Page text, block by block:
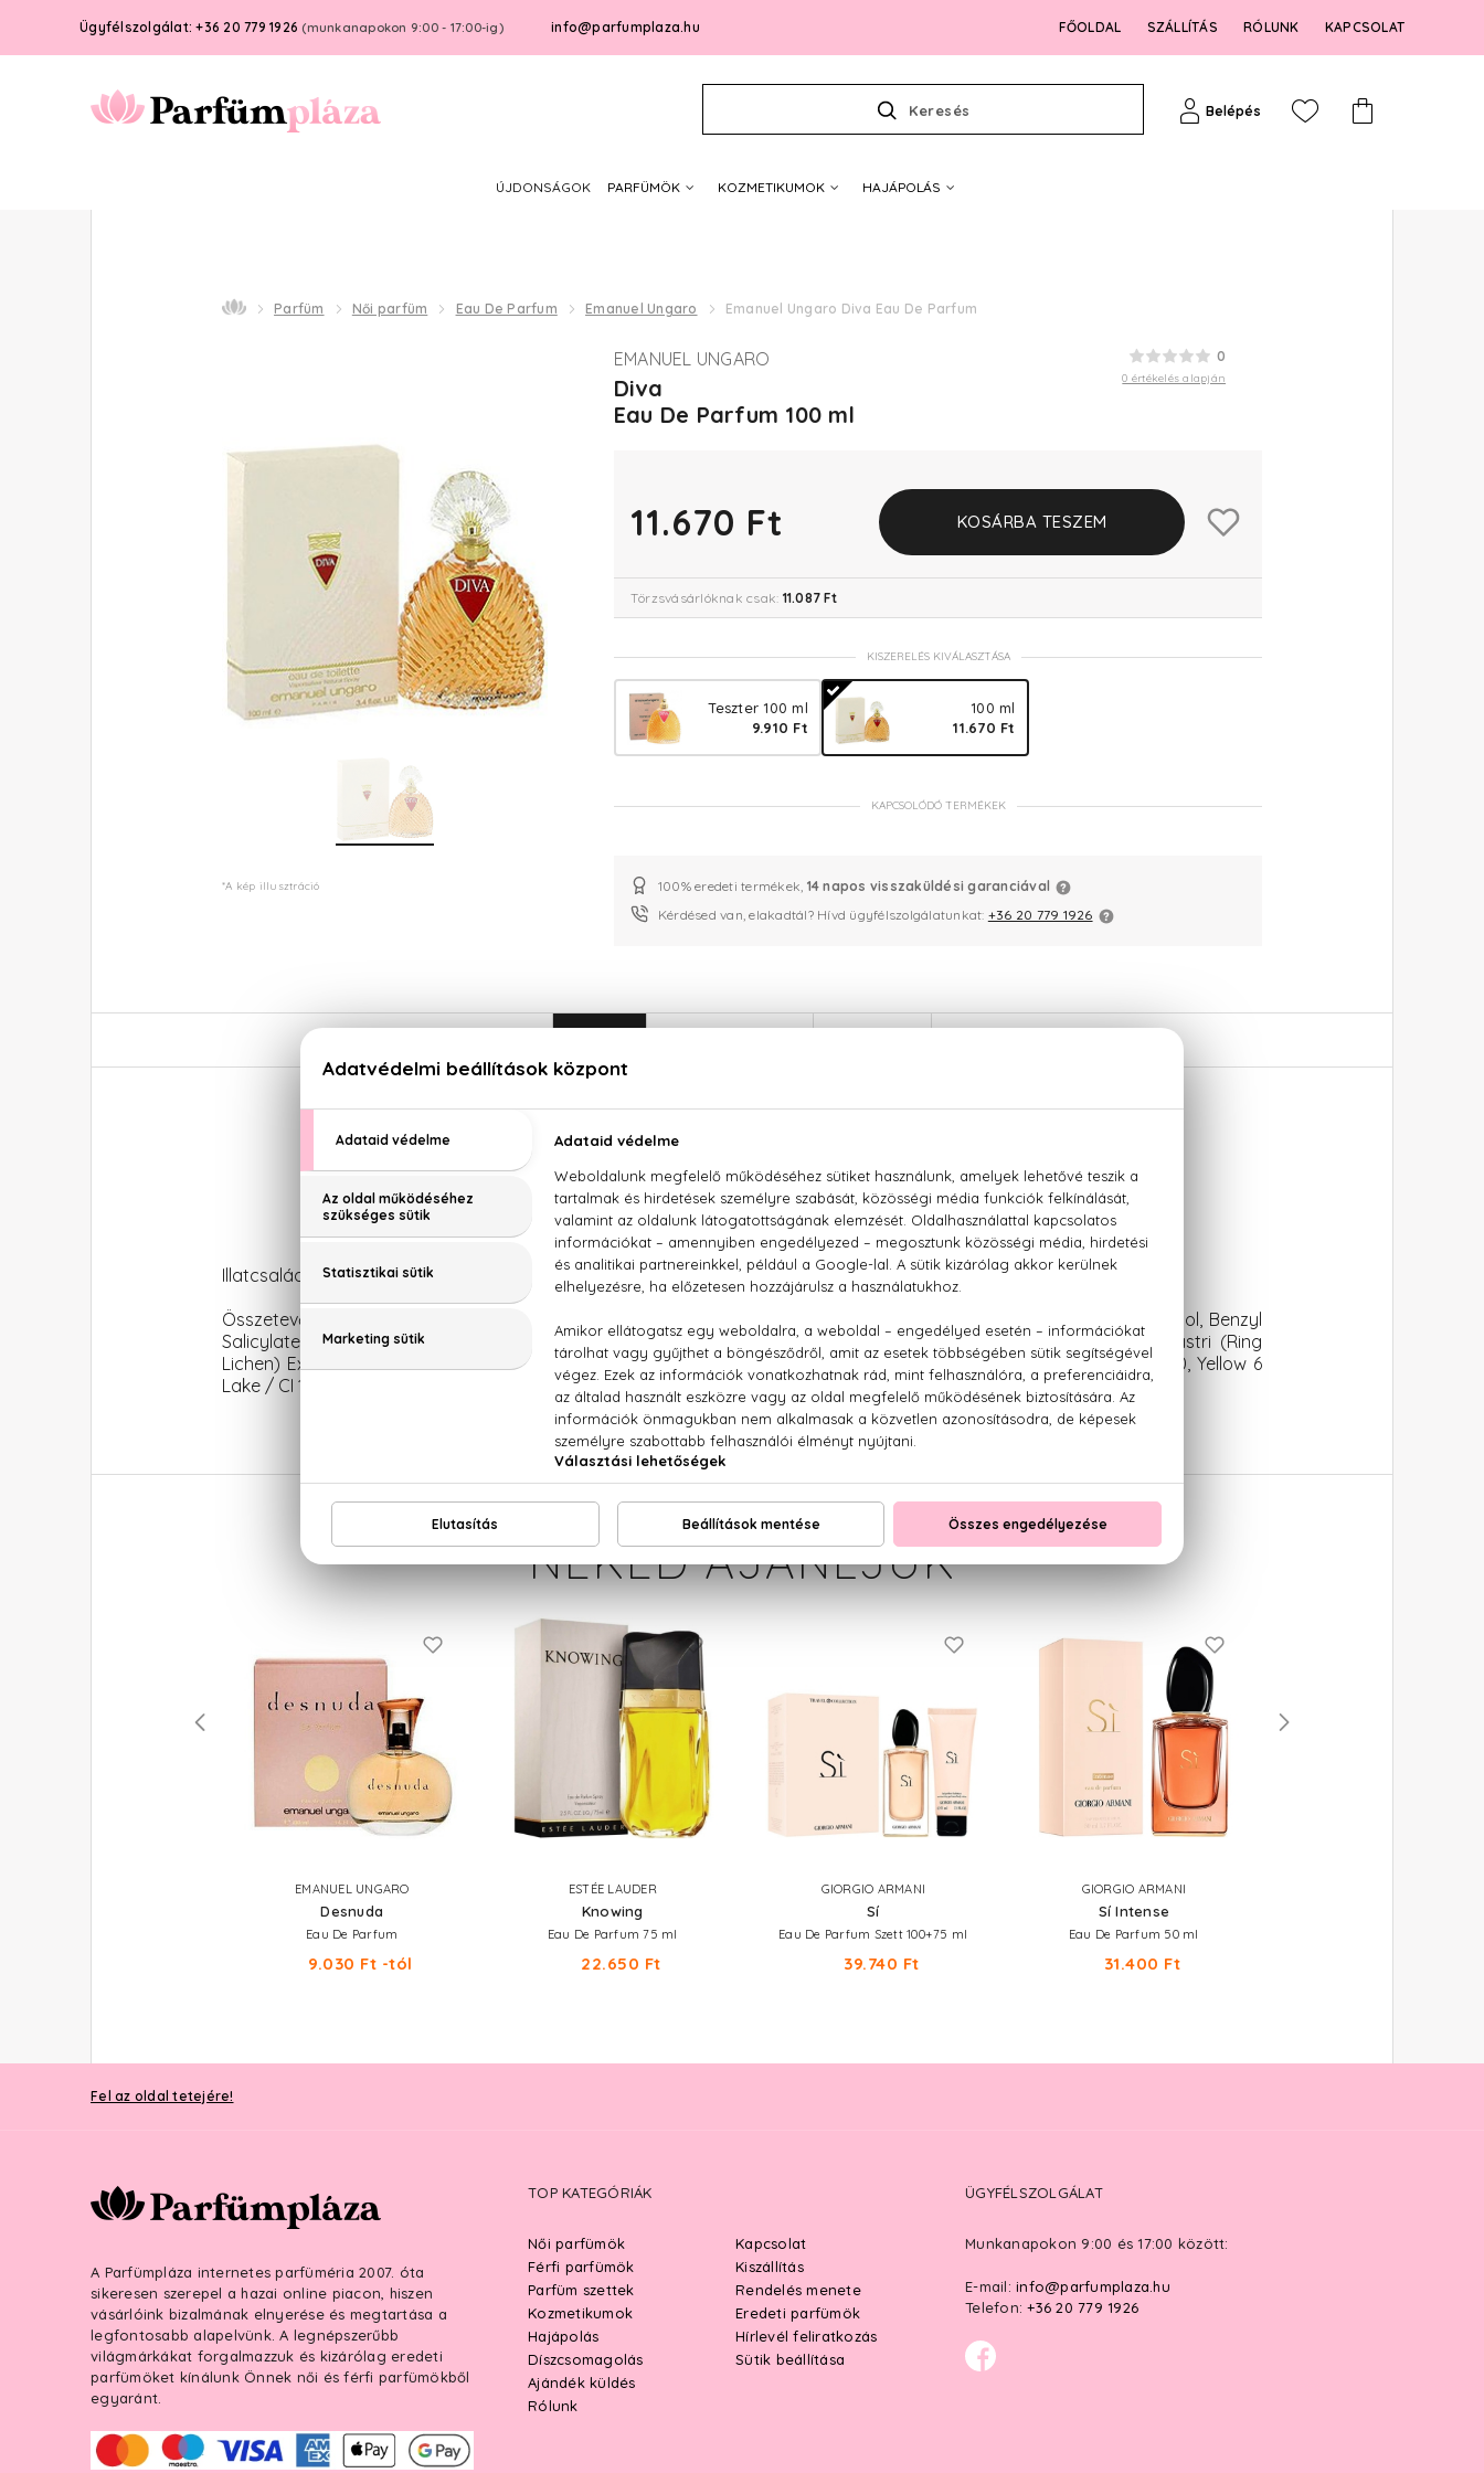
Ügyfélszolgálat: +36 20 779 1926 (munkanapokon 9:00 - 17:00-ig) info@parfumplaza.hu FŐOLDAL SZÁLLÍTÁS RÓLUNK KAPCSOLAT
Keresés Belépés
ÚJDONSÁGOK PARFÜMÖK KOZMETIKUMOK HAJÁPOLÁS
Parfüm Női parfüm Eau De Parfum Emanuel Ungaro Emanuel Ungaro Diva Eau De Parfum
*A kép illusztráció
0
0 értékelés alapján
EMANUEL UNGARO
Diva
Eau De Parfum 100 ml
11.670 Ft KOSÁRBA TESZEM
Törzsvásárlóknak csak: 11.087 Ft
KISZERELÉS KIVÁLASZTÁSA
Teszter 100 ml
9.910 Ft
100 ml
11.670 Ft
KAPCSOLÓDÓ TERMÉKEK
100% eredeti termékek, 14 napos visszaküldési garanciával
Kérdésed van, elakadtál? Hívd ügyfélszolgálatunkat: +36 20 779 1926
Emanuel Ungaro Diva Eau De Parfum
Illatcsalád: Ciprus-virágos
Összetevők: SD Alcohol 39C, Water / Aqua, Parfum/Fragrance, Limonene, Linalool, Alpha-Isomethyl Ionone, Citronellol, Benzyl
Salicylate, Geraniol, Coumarin, Eugenol, Hexyl Cinnamal, Benzyl Benzoate, Citral, Cinnamyl Alcohol, Evernia Prunastri (Ring
Lichen) Extract, Farnesol, Hydroxycitronellal, Benzyl Alcohol, Isoeugenol, Cinnamal, Yellow 5 Lake / CI 19140, CI 14700, Yellow 6
Lake / CI 15985, CI 42090
NEKED AJÁNLJUK
EMANUEL UNGARO
Desnuda
Eau De Parfum
9.030 Ft -tól
ESTÉE LAUDER
Knowing
Eau De Parfum 75 ml
22.650 Ft
GIORGIO ARMANI
Sí
Eau De Parfum Szett 100+75 ml
39.740 Ft
GIORGIO ARMANI
Sí Intense
Eau De Parfum 50 ml
31.400 Ft
Fel az oldal tetejére!
A Parfümpláza internetes parfüméria 2007. óta
sikeresen szerepel a hazai online piacon, hiszen
vásárlóink bizalmának elnyerése és megtartása a
legfontosabb alapelvünk. A legnépszerűbb
világmárkákat forgalmazzuk és kizárólag eredeti
parfümöket kínálunk Önnek női és férfi parfümökből
egyaránt.
TOP KATEGÓRIÁK
Női parfümök
Férfi parfümök
Parfüm szettek
Kozmetikumok
Hajápolás
Díszcsomagolás
Ajándék küldés
Rólunk
Kapcsolat
Kiszállítás
Rendelés menete
Eredeti parfümök
Hírlevél feliratkozás
Sütik beállítása
ÜGYFÉLSZOLGÁLAT
Munkanapokon 9:00 és 17:00 között:
E-mail: info@parfumplaza.hu
Telefon: +36 20 779 1926